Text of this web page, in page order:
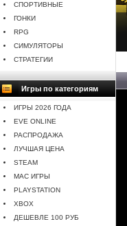
СПОРТИВНЫЕ
ГОНКИ
RPG
СИМУЛЯТОРЫ
СТРАТЕГИИ
Игры по категориям
ИГРЫ 2026 ГОДА
EVE ONLINE
РАСПРОДАЖА
ЛУЧШАЯ ЦЕНА
STEAM
MAC ИГРЫ
PLAYSTATION
XBOX
ДЕШЕВЛЕ 100 РУБ